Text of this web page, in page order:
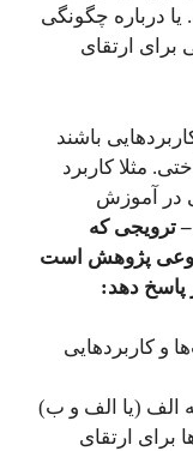
درباره چگونگی
برای ارتقای
باشند
مثلا کاربرد
در آموزش
ترویجی که
پژوهش است
پاسخ دهد:
و کاربردهایی
الف (یا الف و ب)
برای ارتقای